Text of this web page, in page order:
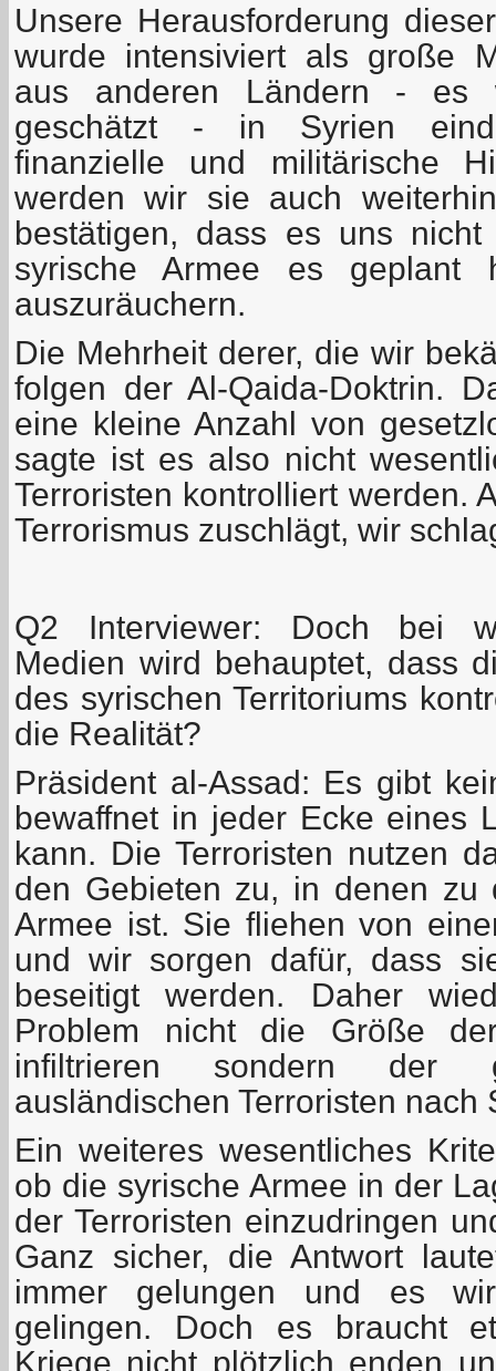
Unsere Herausforderung
wurde intensiviert als große
aus anderen Ländern - es
geschätzt - in Syrien
finanzielle und militärische
werden wir sie auch
bestätigen, dass es uns
syrische Armee es geplant
auszuräuchern.
Die Mehrheit derer, die wir
folgen der Al-Qaida-Doktrin.
eine kleine Anzahl von
sagte ist es also nicht
Terroristen kontrolliert werden.
Terrorismus zuschlägt, wir
Q2 Interviewer: Doch bei
Medien wird behauptet, dass
des syrischen Territoriums
die Realität?
Präsident al-Assad: Es gibt
bewaffnet in jeder Ecke eines
kann. Die Terroristen nutzen
den Gebieten zu, in denen zu
Armee ist. Sie fliehen von
und wir sorgen dafür, dass
beseitigt werden. Daher
Problem nicht die Größe
infiltrieren sondern der
ausländischen Terroristen nach
Ein weiteres wesentliches
ob die syrische Armee in der
der Terroristen einzudringen
Ganz sicher, die Antwort
immer gelungen und es
gelingen. Doch es braucht
Kriege nicht plötzlich enden